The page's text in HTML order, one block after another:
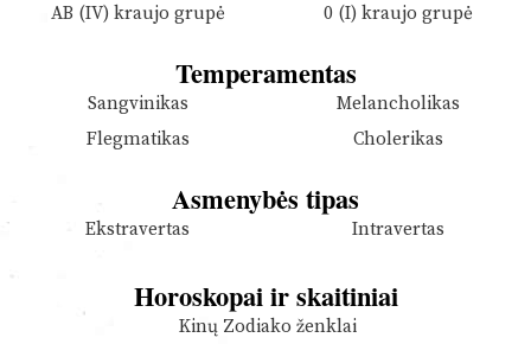
AB (IV) kraujo grupė
0 (I) kraujo grupė
Temperamentas
Sangvinikas
Melancholikas
Flegmatikas
Cholerikas
Asmenybės tipas
Ekstravertas Intravertas
Horoskopai ir skaitiniai
Kinų Zodiako ženklai